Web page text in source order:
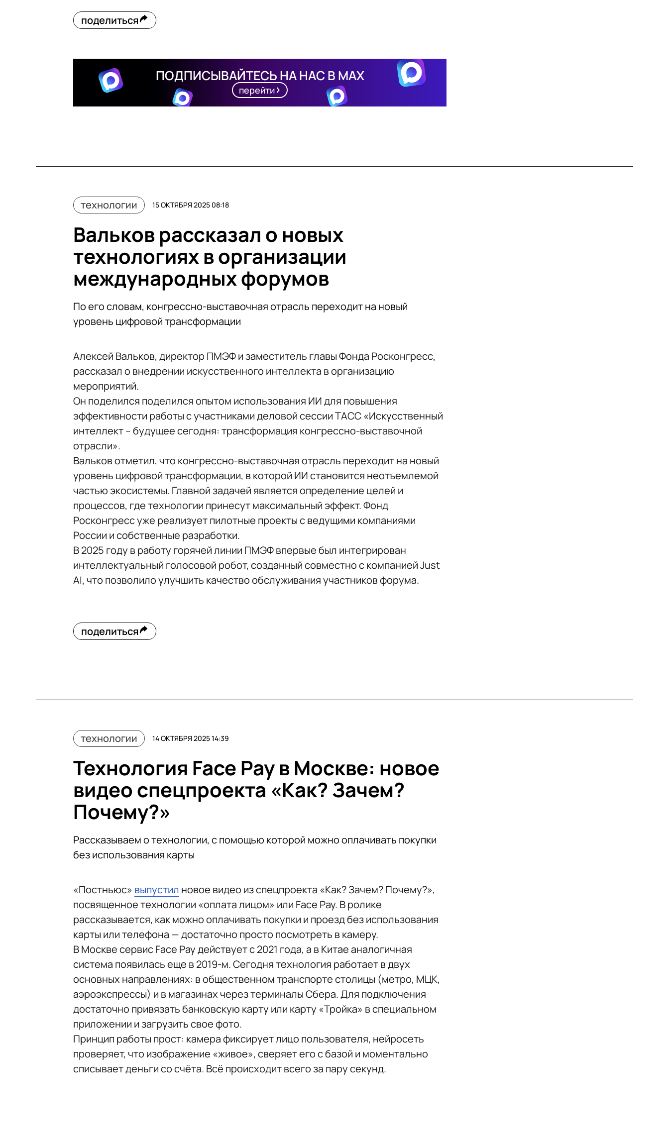
поделиться
ПОДПИСЫВАЙТЕСЬ НА НАС В MAX
перейти
технологии 15 ОКТЯБРЯ 2025 08:18
Вальков рассказал о новых
технологиях в организации
международных форумов
По его словам, конгрессно-выставочная отрасль переходит на новый
уровень цифровой трансформации
Алексей Вальков, директор ПМЭФ и заместитель главы Фонда Росконгресс,
рассказал о внедрении искусственного интеллекта в организацию
мероприятий.
Он поделился поделился опытом использования ИИ для повышения
эффективности работы с участниками деловой сессии ТАСС «Искусственный
интеллект – будущее сегодня: трансформация конгрессно-выставочной
отрасли».
Вальков отметил, что конгрессно-выставочная отрасль переходит на новый
уровень цифровой трансформации, в которой ИИ становится неотъемлемой
частью экосистемы. Главной задачей является определение целей и
процессов, где технологии принесут максимальный эффект. Фонд
Росконгресс уже реализует пилотные проекты с ведущими компаниями
России и собственные разработки.
В 2025 году в работу горячей линии ПМЭФ впервые был интегрирован
интеллектуальный голосовой робот, созданный совместно с компанией Just
AI, что позволило улучшить качество обслуживания участников форума.
поделиться
технологии 14 ОКТЯБРЯ 2025 14:39
Технология Face Pay в Москве: новое
видео спецпроекта «Как? Зачем?
Почему?»
Рассказываем о технологии, с помощью которой можно оплачивать покупки
без использования карты
«Постньюс» выпустил новое видео из спецпроекта «Как? Зачем? Почему?»,
посвященное технологии «оплата лицом» или Face Pay. В ролике
рассказывается, как можно оплачивать покупки и проезд без использования
карты или телефона — достаточно просто посмотреть в камеру.
В Москве сервис Face Pay действует с 2021 года, а в Китае аналогичная
система появилась еще в 2019-м. Сегодня технология работает в двух
основных направлениях: в общественном транспорте столицы (метро, МЦК,
аэроэкспрессы) и в магазинах через терминалы Сбера. Для подключения
достаточно привязать банковскую карту или карту «Тройка» в специальном
приложении и загрузить свое фото.
Принцип работы прост: камера фиксирует лицо пользователя, нейросеть
проверяет, что изображение «живое», сверяет его с базой и моментально
списывает деньги со счёта. Всё происходит всего за пару секунд.